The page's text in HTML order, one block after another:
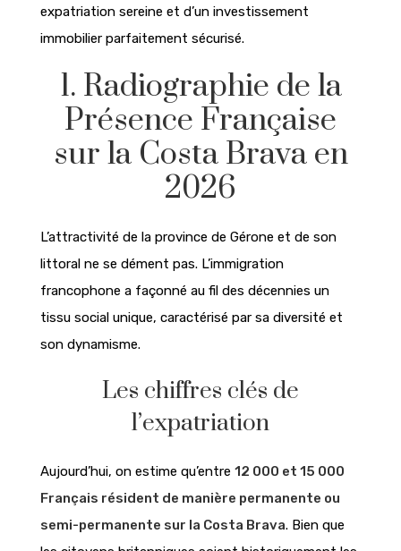
expatriation sereine et d’un investissement
immobilier parfaitement sécurisé.
1. Radiographie de la
Présence Française
sur la Costa Brava en
2026
L’attractivité de la province de Gérone et de son
littoral ne se dément pas. L’immigration
francophone a façonné au fil des décennies un
tissu social unique, caractérisé par sa diversité et
son dynamisme.
Les chiffres clés de
l’expatriation
Aujourd’hui, on estime qu’entre 12 000 et 15 000
Français résident de manière permanente ou
semi-permanente sur la Costa Brava. Bien que